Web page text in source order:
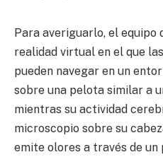
Para averiguarlo, el equipo
realidad virtual en el que
pueden navegar en un
sobre una pelota similar a
mientras su actividad
microscopio sobre su
emite olores a través de un